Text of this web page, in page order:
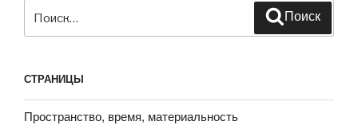
Поиск
СТРАНИЦЫ
Пространство, время, материальность